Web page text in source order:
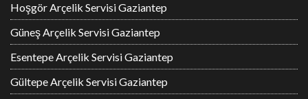
Hoşgör Arçelik Servisi Gaziantep
Güneş Arçelik Servisi Gaziantep
Esentepe Arçelik Servisi Gaziantep
Gültepe Arçelik Servisi Gaziantep